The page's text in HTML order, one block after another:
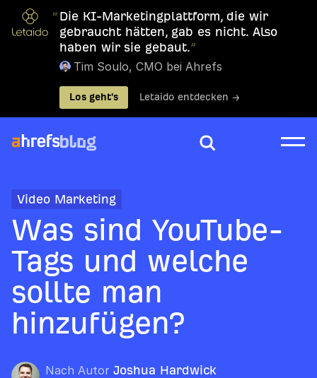
“ Die KI-Marketingplattform, die wir
gebraucht hätten, gab es nicht. Also
haben wir sie gebaut.”
Tim Soulo, CMO bei Ahrefs
Los geht's Letaido entdecken →
Video Marketing
Was sind YouTube-
Tags und welche
sollte man
hinzufügen?
Nach Autor Joshua Hardwick